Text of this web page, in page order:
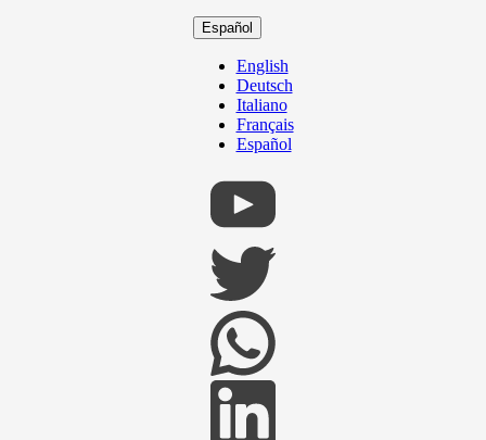
Español
English
Deutsch
Italiano
Français
Español